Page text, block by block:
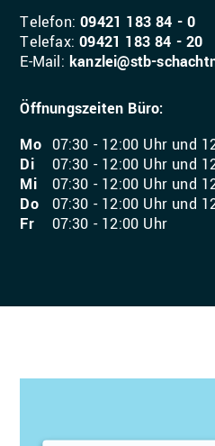
Telefon:09421 183 84 - 0
Telefax:09421 183 84 - 20
E-Mail:kanzlei@stb-
Öffnungszeiten Büro:
Mo 07:30 - 12:00 Uhr und
Di
07:30 - 12:00 Uhr und
Mi
07:30 - 12:00 Uhr und
Do
07:30 - 12:00 Uhr und
Fr
07:30 - 12:00 Uhr